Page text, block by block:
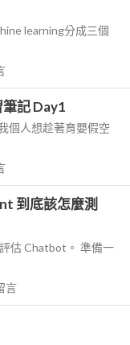
learning分成三個
記 Day1
個人想趁著育嬰假空
到底該怎麼測
估 Chatbot。 準備一
言